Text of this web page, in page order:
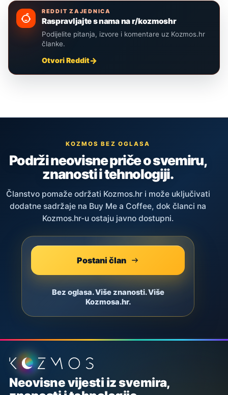
REDDIT ZAJEDNICA
Raspravljajte s nama na r/kozmoshr
Podijelite pitanja, izvore i komentare uz Kozmos.hr
članke.
Otvori Reddit
KOZMOS BEZ OGLASA
Podrži neovisne priče o svemiru,
znanosti i tehnologiji.
Članstvo pomaže održati Kozmos.hr i može uključivati
dodatne sadržaje na Buy Me a Coffee, dok članci na
Kozmos.hr-u ostaju javno dostupni.
Postani član
Bez oglasa. Više znanosti. Više
Kozmosa.hr.
Podnožje stranice
Neovisne vijesti iz svemira,